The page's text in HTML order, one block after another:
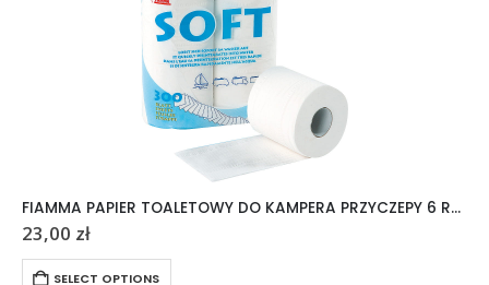
FIAMMA PAPIER TOALETOWY DO KAMPERA PRZYCZEPY 6 ROLEK
23,00 zł
SELECT OPTIONS